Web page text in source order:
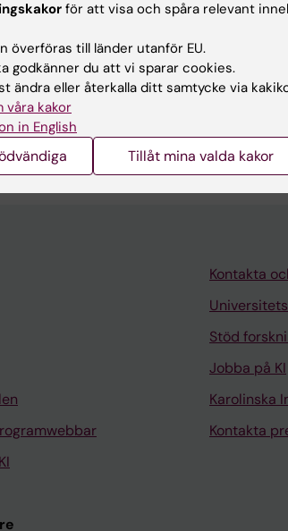
Stockholm och lärosäten i regionen.
om du har frågor kring nätverken, om
i nätverken eller om du har
Kontakta
Stöd
Jobba på KI
Karolinska
Kontakta
för att visa och spåra relevant
överföras till länder utanför EU.
godkänner du att vi sparar cookies.
ändra eller återkalla ditt samtycke via
våra kakor
in English
Tillåt mina valda kakor